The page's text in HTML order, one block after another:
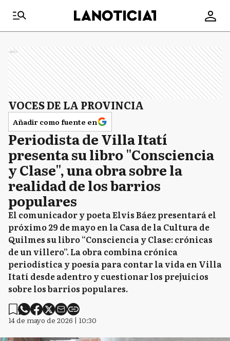
Ads
VOCES DE LA PROVINCIA
Añadir como fuente en
Periodista de Villa Itatí
presenta su libro "Consciencia
y Clase", una obra sobre la
realidad de los barrios
populares
El comunicador y poeta Elvis Báez presentará el
próximo 29 de mayo en la Casa de la Cultura de
Quilmes su libro “Consciencia y Clase: crónicas
de un villero”. La obra combina crónica
periodística y poesía para contar la vida en Villa
Itatí desde adentro y cuestionar los prejuicios
sobre los barrios populares.
14 de mayo de 2026 | 10:30